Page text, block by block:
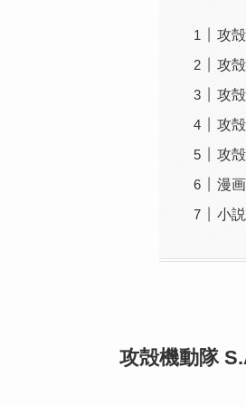
攻
攻
攻
攻
攻
漫
小
攻殻機動隊